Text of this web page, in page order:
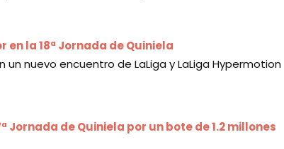
la 18ª Jornada de Quiniela
nuevo encuentro de LaLiga y LaLiga Hypermotion
Jornada de Quiniela por un bote de 1.2 millones